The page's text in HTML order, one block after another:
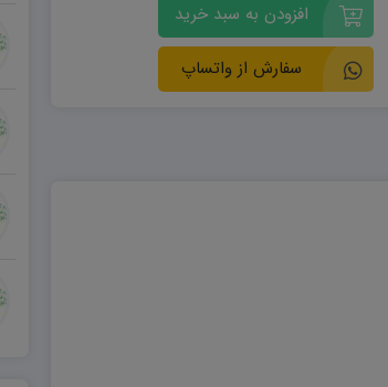
افزودن به سبد خرید
سفارش از واتساپ